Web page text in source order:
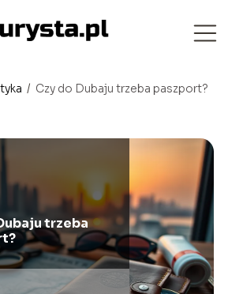
/ Czy do Dubaju trzeba paszport?
trzeba